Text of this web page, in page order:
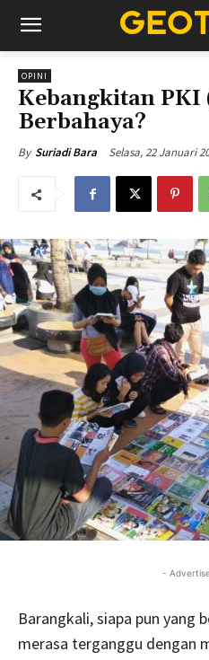
OPINI
Kebangkitan PKI
Berbahaya?
By Suriadi Bara Selasa, 22 Januari
-
Barangkali, siapa pun yang
merasa terganggu dengan